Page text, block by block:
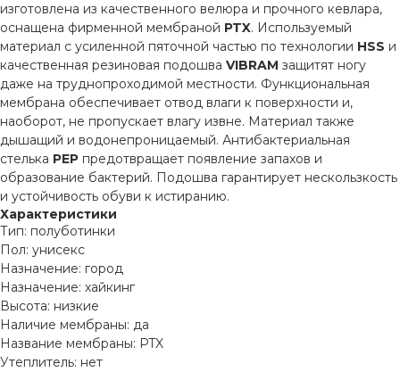
изготовлена ​​из качественного велюра и прочного кевлара,
оснащена фирменной мембраной PTX. Используемый
материал с усиленной пяточной частью по технологии HSS и
качественная резиновая подошва VIBRAM защитят ногу
даже на труднопроходимой местности. Функциональная
мембрана обеспечивает отвод влаги к поверхности и,
наоборот, не пропускает влагу извне. Материал также
дышащий и водонепроницаемый. Антибактериальная
стелька PEP предотвращает появление запахов и
образование бактерий. Подошва гарантирует нескользкость
и устойчивость обуви к истиранию.
Характеристики
Тип: полуботинки
Пол: унисекс
Назначение: город
Назначение: хайкинг
Высота: низкие
Наличие мембраны: да
Название мембраны: PTX
Утеплитель: нет